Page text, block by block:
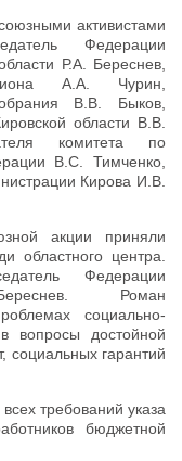
активистами
Федерации
Р.А. Береснев,
А.А. Чурин,
В.В. Быков,
области В.В.
комитета по
В.С. Тимченко,
Кирова И.В.
акции приняли
областного центра.
Федерации
Береснев. Роман
социально-
вопросы достойной
социальных гарантий
требований указа
бюджетной